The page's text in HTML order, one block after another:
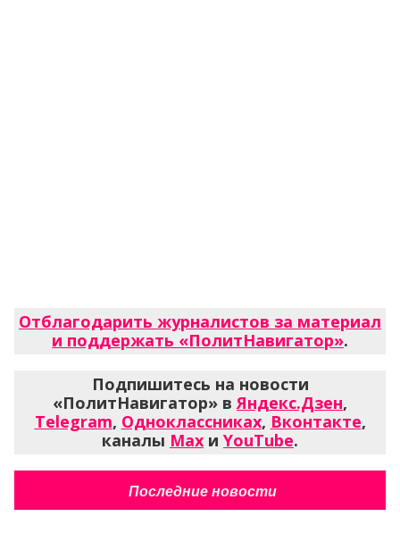
Отблагодарить журналистов за материал
и поддержать «ПолитНавигатор».
Подпишитесь на новости
«ПолитНавигатор» в Яндекс.Дзен,
Telegram, Одноклассниках, Вконтакте,
каналы Max и YouTube.
Последние новости